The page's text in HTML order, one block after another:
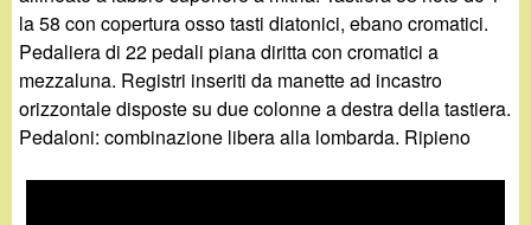
la 58 con copertura osso tasti diatonici, ebano cromatici.
Pedaliera di 22 pedali piana diritta con cromatici a
mezzaluna. Registri inseriti da manette ad incastro
orizzontale disposte su due colonne a destra della tastiera.
Pedaloni: combinazione libera alla lombarda. Ripieno